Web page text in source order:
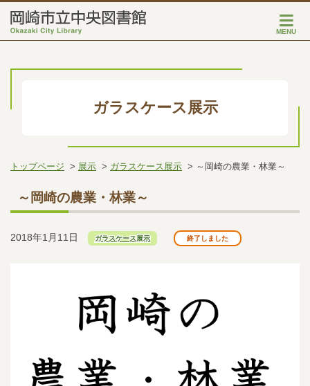
MENU
ガラスケース展示
トップページ 展示 ガラスケース展示 ～岡崎の農業・林業～
～岡崎の農業・林業～
2018年1月11日 ガラスケース展示 終了しました